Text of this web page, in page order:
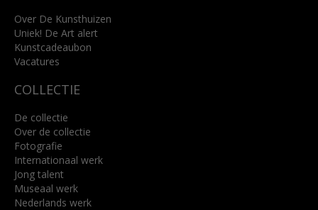
info@kunsthuisbreda.nl
Lees meer
Over De Kunsthuizen
Uniek! De Art alert
Kunstcadeaubon
Vacatures
COLLECTIE
De collectie
Over de collectie
Fotografie
Internationaal werk
Jong talent
Museaal werk
Nederlands werk